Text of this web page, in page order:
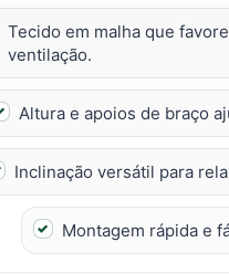
Tecido em malha que
ventilação.
Altura e apoios de braço
Inclinação versátil para
Montagem rápida e